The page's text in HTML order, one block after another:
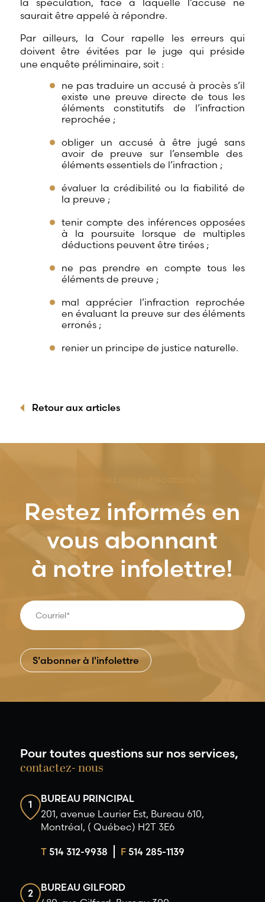
la spéculation, face à laquelle l’accusé ne
saurait être appelé à répondre.
Par ailleurs, la Cour rapelle les erreurs qui
doivent être évitées par le juge qui préside
une enquête préliminaire, soit :
ne pas traduire un accusé à procès s’il
existe une preuve directe de tous les
éléments constitutifs de l’infraction
reprochée ;
obliger un accusé à être jugé sans
avoir de preuve sur l’ensemble des
éléments essentiels de l’infraction ;
évaluer la crédibilité ou la fiabilité de
la preuve ;
tenir compte des inférences opposées
à la poursuite lorsque de multiples
déductions peuvent être tirées ;
ne pas prendre en compte tous les
éléments de preuve ;
mal apprécier l’infraction reprochée
en évaluant la preuve sur des éléments
erronés ;
renier un principe de justice naturelle.
Retour aux articles
Restez informés en
vous abonnant
à notre infolettre!
Pour toutes questions sur nos services,
contactez- nous
1
BUREAU PRINCIPAL
201, avenue Laurier Est, Bureau 610,
Montréal, ( Québec) H2T 3E6
T514 312-9938 F514 285-1139
2
BUREAU GILFORD